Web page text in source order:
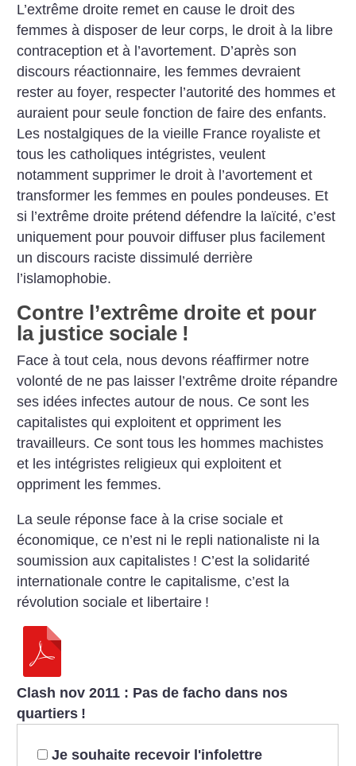
L’extrême droite remet en cause le droit des
femmes à disposer de leur corps, le droit à la libre
contraception et à l’avortement. D’après son
discours réactionnaire, les femmes devraient
rester au foyer, respecter l’autorité des hommes et
auraient pour seule fonction de faire des enfants.
Les nostalgiques de la vieille France royaliste et
tous les catholiques intégristes, veulent
notamment supprimer le droit à l’avortement et
transformer les femmes en poules pondeuses. Et
si l’extrême droite prétend défendre la laïcité, c’est
uniquement pour pouvoir diffuser plus facilement
un discours raciste dissimulé derrière
l’islamophobie.
Contre l’extrême droite et pour
la justice sociale !
Face à tout cela, nous devons réaffirmer notre
volonté de ne pas laisser l’extrême droite répandre
ses idées infectes autour de nous. Ce sont les
capitalistes qui exploitent et oppriment les
travailleurs. Ce sont tous les hommes machistes
et les intégristes religieux qui exploitent et
oppriment les femmes.
La seule réponse face à la crise sociale et
économique, ce n’est ni le repli nationaliste ni la
soumission aux capitalistes ! C’est la solidarité
internationale contre le capitalisme, c’est la
révolution sociale et libertaire !
Clash nov 2011 : Pas de facho dans nos
quartiers !
Je souhaite recevoir l'infolettre